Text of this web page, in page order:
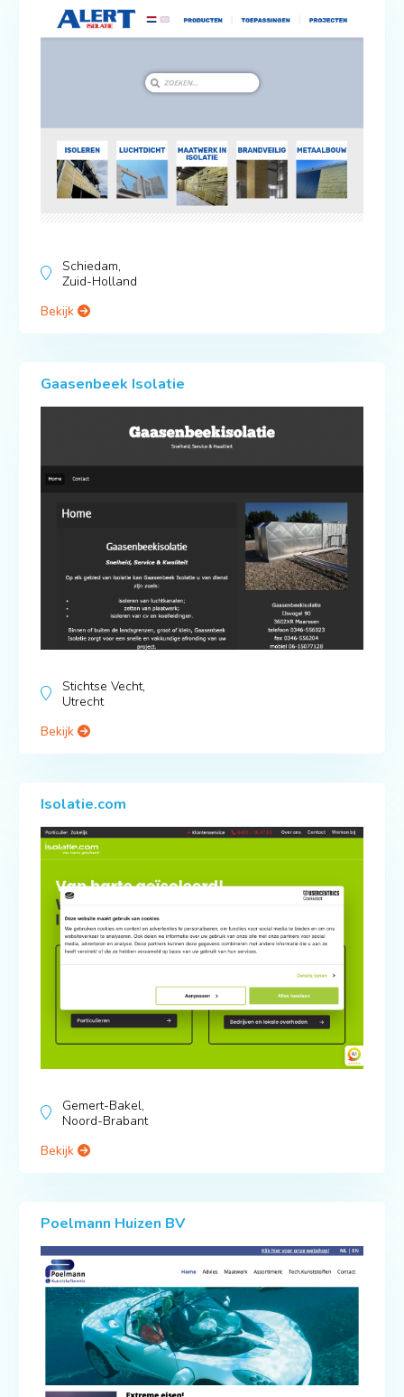
Schiedam,
Zuid-Holland
Bekijk
Gaasenbeek Isolatie
Stichtse Vecht,
Utrecht
Bekijk
Isolatie.com
Gemert-Bakel,
Noord-Brabant
Bekijk
Poelmann Huizen BV